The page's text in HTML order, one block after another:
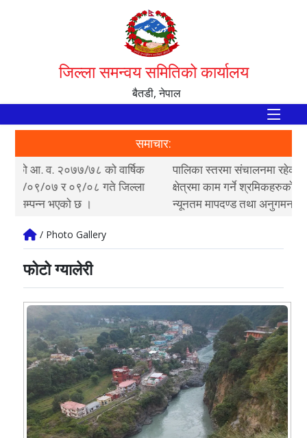
जिल्ला समन्वय समितिको कार्यालय
बैतडी, नेपाल
समाचार:
पालिका स्तरमा संचालनमा रहेका मनोरञ्जन तथा सत्कार सेवा
क्षेत्रमा काम गर्ने श्रमिकहरुको हकहित र मर्यादित श्रम सम्बन्धी
न्यूनतम मापदण्ड तथा अनुगमन...
/ Photo Gallery
फोटो ग्यालेरी